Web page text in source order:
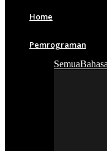
Home
Pemrograman
Semua